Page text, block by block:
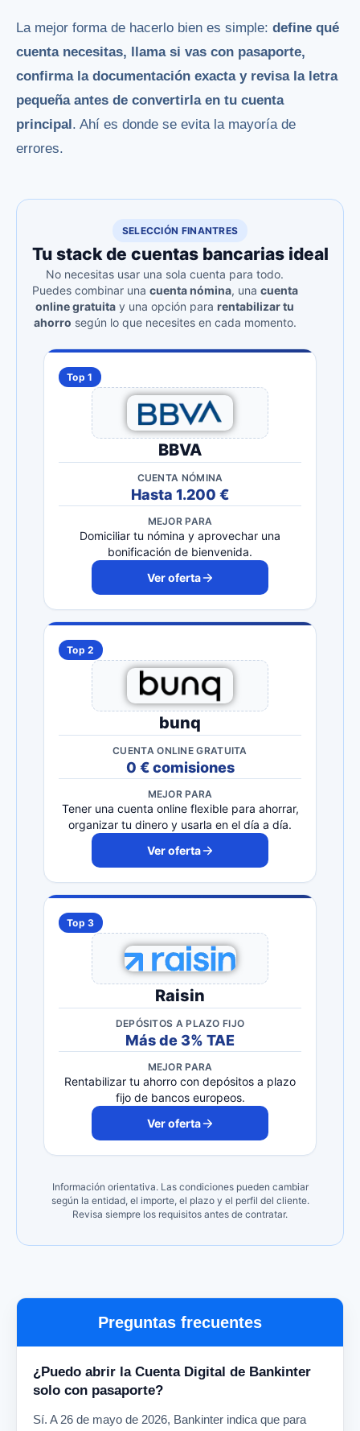
La mejor forma de hacerlo bien es simple: define qué
cuenta necesitas, llama si vas con pasaporte,
confirma la documentación exacta y revisa la letra
pequeña antes de convertirla en tu cuenta
principal . Ahí es donde se evita la mayoría de
errores.
SELECCIÓN FINANTRES
Tu stack de cuentas bancarias ideal
No necesitas usar una sola cuenta para todo.
Puedes combinar una cuenta nómina, una cuenta
online gratuita y una opción para rentabilizar tu
ahorro según lo que necesites en cada momento.
Top 1
BBVA
CUENTA NÓMINA
Hasta 1.200 €
MEJOR PARA
Domiciliar tu nómina y aprovechar una
bonificación de bienvenida.
Ver oferta
Top 2
bunq
CUENTA ONLINE GRATUITA
0 € comisiones
MEJOR PARA
Tener una cuenta online flexible para ahorrar,
organizar tu dinero y usarla en el día a día.
Ver oferta
Top 3
Raisin
DEPÓSITOS A PLAZO FIJO
Más de 3% TAE
MEJOR PARA
Rentabilizar tu ahorro con depósitos a plazo
fijo de bancos europeos.
Ver oferta
Información orientativa. Las condiciones pueden cambiar
según la entidad, el importe, el plazo y el perfil del cliente.
Revisa siempre los requisitos antes de contratar.
Preguntas frecuentes
¿Puedo abrir la Cuenta Digital de Bankinter
solo con pasaporte?
Sí. A 26 de mayo de 2026, Bankinter indica que para